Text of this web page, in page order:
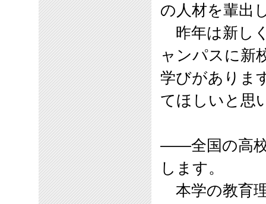
の人材を輩出
昨年は新し
ャンパスに新
学びがありま
てほしいと思
――全国の高校
します。
本学の教育